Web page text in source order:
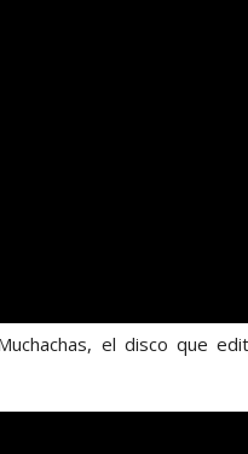
el disco que